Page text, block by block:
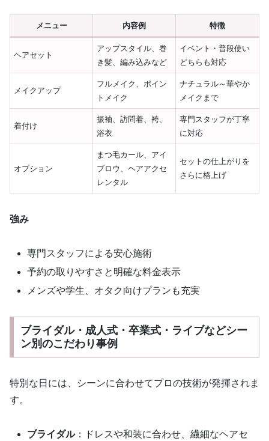
メニュー 内容例 特徴
ヘアセット
アップスタイル、巻
き髪、編み込みなど
イベント・普段使い
どちらも対応
メイクアップ
フルメイク、ポイン
トメイク
ナチュラル～華やか
メイクまで
着付け
振袖、訪問着、袴、
浴衣
専門スタッフが丁寧
に対応
オプション
まつ毛カール、アイ
ブロウ、ヘアアクセ
レンタル
セットの仕上がりを
さらに格上げ
強み
専門スタッフによる安心施術
予約の取りやすさと明確な料金表示
メンズや学生、オタク向けプランも充実
ブライダル・成人式・卒業式・ライブなどシー
ン別のこだわり事例
特別な日には、シーンに合わせてプロの技術が発揮されま
す。
ブライダル：ドレスや和装に合わせ、繊細なヘアセ